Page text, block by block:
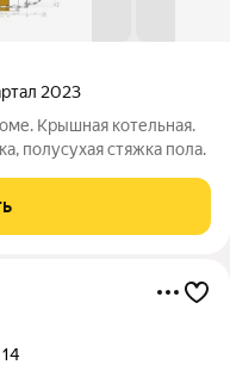
2023
Крышная котельная.
полусухая стяжка пола.
14